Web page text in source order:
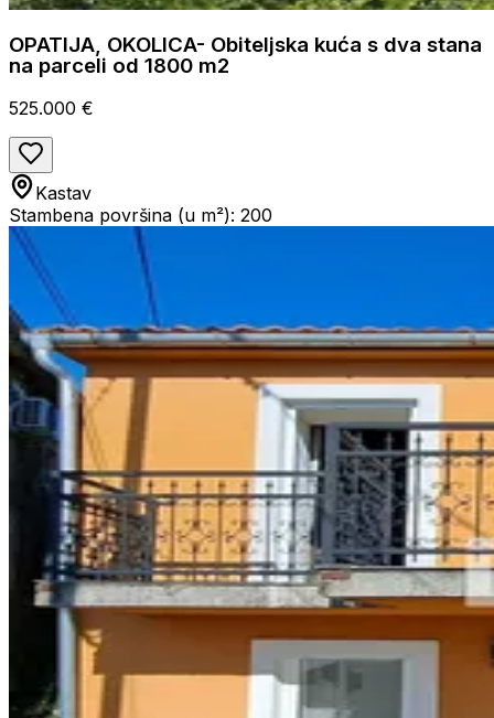
OPATIJA, OKOLICA- Obiteljska kuća s dva stana
na parceli od 1800 m2
525.000 €
Kastav
Stambena površina (u m²): 200